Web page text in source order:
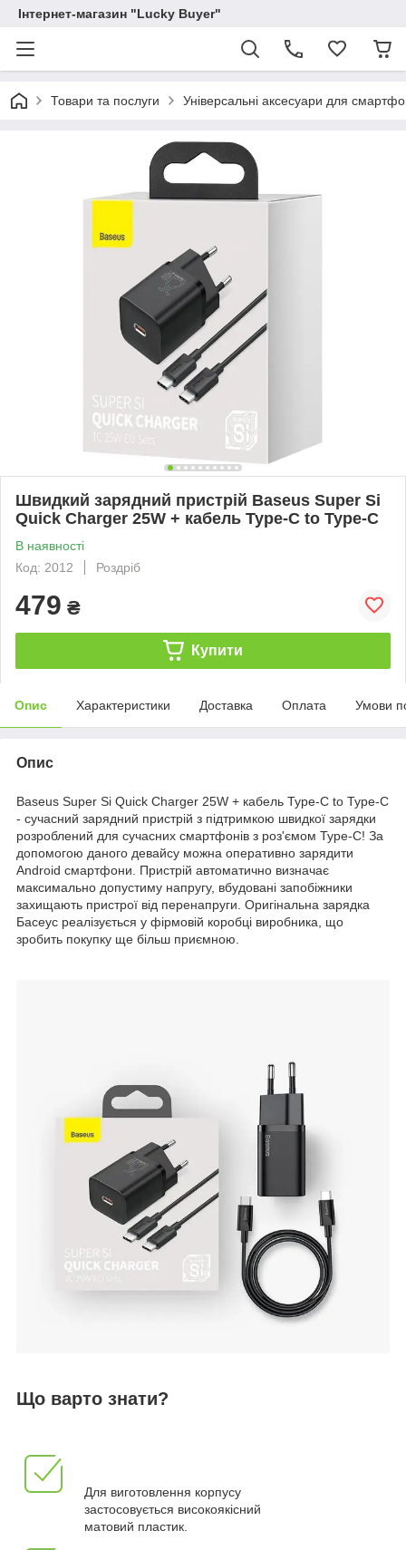
Інтернет-магазин "Lucky Buyer"
Товари та послуги Універсальні аксесуари для
Швидкий зарядний пристрій Baseus Super Si
Quick Charger 25W + кабель Type-C to Type-C
В наявності
Код: 2012
Роздріб
479 ₴
Купити
Опис Характеристики Доставка Оплата Умови
Опис
Baseus Super Si Quick Charger 25W + кабель Type-C to Type-C
- сучасний зарядний пристрій з підтримкою швидкої зарядки
розроблений для сучасних смартфонів з роз'ємом Type-C! За
допомогою даного девайсу можна оперативно зарядити
Android смартфони. Пристрій автоматично визначає
максимально допустиму напругу, вбудовані запобіжники
захищають пристрої від перенапруги. Оригінальна зарядка
Басеус реалізується у фірмовій коробці виробника, що
зробить покупку ще більш приємною.
Що варто знати?
Для виготовлення корпусу
застосовується високоякісний
матовий пластик.